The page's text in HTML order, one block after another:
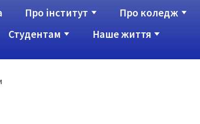
Про інститут
Про коледж
Студентам Наше життя